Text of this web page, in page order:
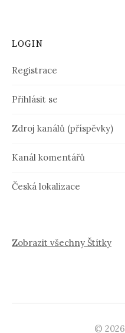
LOGIN
Registrace
Přihlásit se
Zdroj kanálů (příspěvky)
Kanál komentářů
Česká lokalizace
Zobrazit všechny Štítky
© 2026